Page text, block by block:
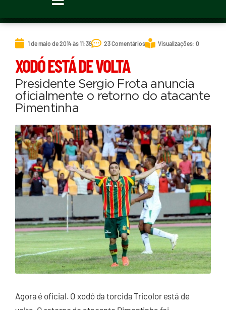
1 de maio de 2014 às 11:39 23 Comentários Visualizações: 0
XODÓ ESTÁ DE VOLTA
Presidente Sergio Frota anuncia
oficialmente o retorno do atacante
Pimentinha
Agora é oficial. O xodó da torcida Tricolor está de